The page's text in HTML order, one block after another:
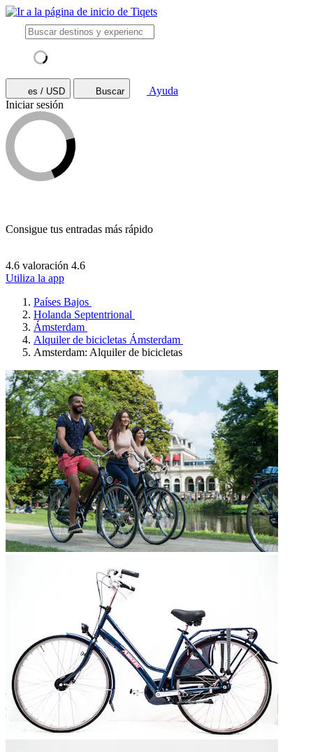
es / USD Buscar
Ayuda
Iniciar sesión
Consigue tus entradas más rápido
4.6 valoración 4.6
Utiliza la app
Países Bajos
Holanda Septentrional
Ámsterdam
Alquiler de bicicletas Ámsterdam
Amsterdam: Alquiler de bicicletas